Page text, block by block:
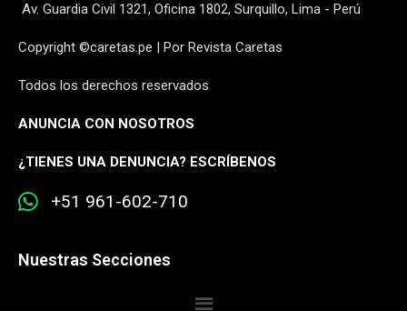
Av. Guardia Civil 1321, Oficina 1802, Surquillo, Lima - Perú
Copyright ©caretas.pe | Por Revista Caretas
Todos los derechos reservados
ANUNCIA CON NOSOTROS
¿TIENES UNA DENUNCIA? ESCRÍBENOS
+51 961-602-710
Nuestras Secciones